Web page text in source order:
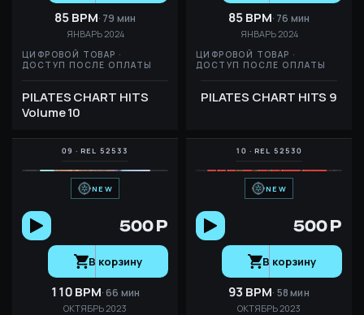
ЦИФРОВОЙ ТОВАР ·
ДОСТУП ПОСЛЕ ОПЛАТЫ
PILATES CHART HITS
Volume 10
ЯНВАРЬ 2024
85 BPM 79 мин
ЦИФРОВОЙ ТОВАР ·
ДОСТУП ПОСЛЕ ОПЛАТЫ
PILATES CHART HITS 9
ЯНВАРЬ 2024
85 BPM 76 мин
NEW
500 Р
В корзину
ОКТЯБРЬ 2023
110 BPM 66 мин
NEW
500 Р
В корзину
ОКТЯБРЬ 2023
93 BPM 58 мин